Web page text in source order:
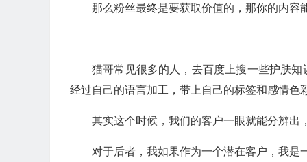
那么粉丝最终是要获取价值的，那你的内容
猫哥常见很多的人，去百度上搜一些护肤
经过自己的语言加工，带上自己的标签和感情色
其实这个时候，我们的客户一眼就能分辨出
对于后者，我如果作为一个潜在客户，我